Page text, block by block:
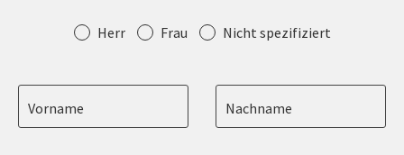
Anrede Herr Frau Nicht spezifiziert
Vorname Nachname